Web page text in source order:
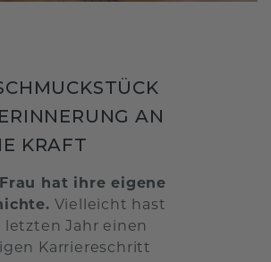
AN
KRAFT
hat ihre eigene
Vielleicht hast
letzten Jahr einen
Karriereschritt